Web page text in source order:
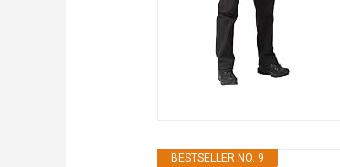
BESTSELLER NO. 9